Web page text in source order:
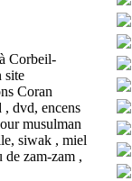
Corbeil-
site
Coran
, dvd, encens
musulman
siwak , miel
de zam-zam ,